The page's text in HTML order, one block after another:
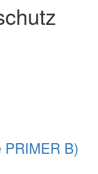
PRIMER B)